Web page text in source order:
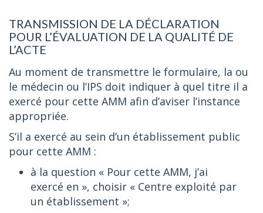
TRANSMISSION DE LA DÉCLARATION
POUR L’ÉVALUATION DE LA QUALITÉ DE
L’ACTE
Au moment de transmettre le formulaire, la ou
le médecin ou l’IPS doit indiquer à quel titre il a
exercé pour cette AMM afin d’aviser l’instance
appropriée.
S’il a exercé au sein d’un établissement public
pour cette AMM :
à la question « Pour cette AMM, j’ai
exercé en », choisir « Centre exploité par
un établissement »;